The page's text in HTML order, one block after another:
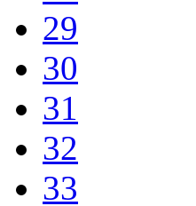
29
30
31
32
33